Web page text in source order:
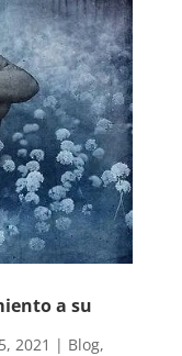
a su
2021 | Blog,